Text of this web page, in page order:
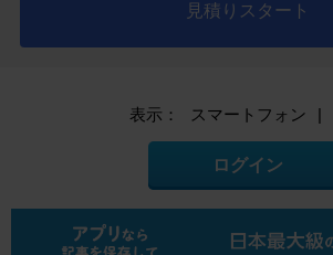
見積りスタート
表示： スマートフォン |
ログイン